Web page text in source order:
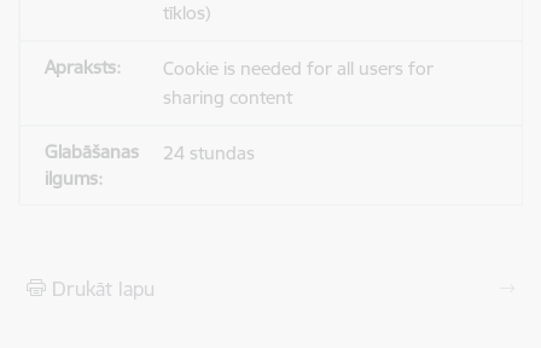
tīklos)
Cookie is needed for all users for
sharing content
24 stundas
Drukāt lapu